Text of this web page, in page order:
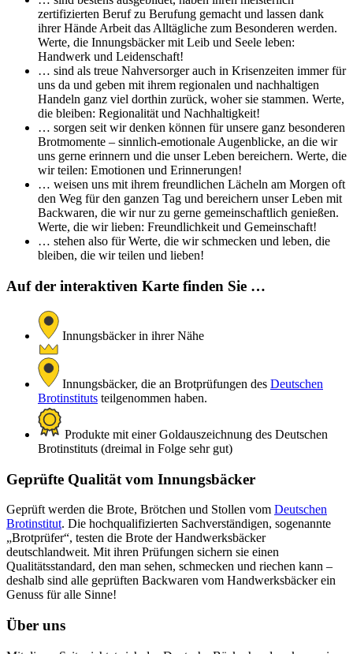
zertifizierten Beruf zu Berufung gemacht und lassen dank
ihrer Hände Arbeit das Alltägliche zum Besonderen werden.
Werte, die Innungsbäcker mit Leib und Seele leben:
Handwerk und Leidenschaft!
… sind als treue Nahversorger auch in Krisenzeiten immer für
uns da und geben mit ihrem regionalen und nachhaltigen
Handeln ganz viel dorthin zurück, woher sie stammen. Werte,
die bleiben: Regionalität und Nachhaltigkeit!
… sorgen seit wir denken können für unsere ganz besonderen
Brotmomente – sinnlich-emotionale Augenblicke, an die wir
uns gerne erinnern und die unser Leben bereichern. Werte, die
wir teilen: Emotionen und Erinnerungen!
… weisen uns mit ihrem freundlichen Lächeln am Morgen oft
den Weg für den ganzen Tag und bereichern unser Leben mit
Backwaren, die wir nur zu gerne gemeinschaftlich genießen.
Werte, die wir lieben: Freundlichkeit und Gemeinschaft!
… stehen also für Werte, die wir schmecken und leben, die
bleiben, die wir teilen und lieben!
Auf der interaktiven Karte finden Sie …
Innungsbäcker in ihrer Nähe
Innungsbäcker, die an Brotprüfungen des Deutschen
Brotinstituts teilgenommen haben.
Produkte mit einer Goldauszeichnung des Deutschen
Brotinstituts (dreimal in Folge sehr gut)
Geprüfte Qualität vom Innungsbäcker
Geprüft werden die Brote, Brötchen und Stollen vom Deutschen
Brotinstitut. Die hochqualifizierten Sachverständigen, sogenannte
„Brotprüfer“, testen die Brote der Handwerksbäcker
deutschlandweit. Mit ihren Prüfungen sichern sie einen
Qualitätsstandard, den man sehen, schmecken und riechen kann –
deshalb sind alle geprüften Backwaren vom Handwerksbäcker ein
Genuss für alle Sinne!
Über uns